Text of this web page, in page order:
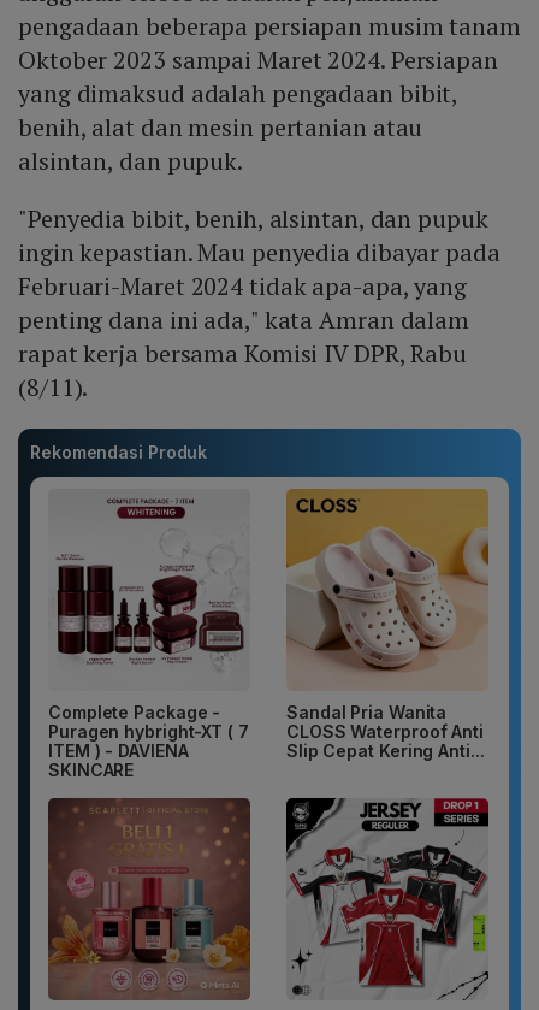
pengadaan beberapa persiapan musim tanam
Oktober 2023 sampai Maret 2024. Persiapan
yang dimaksud adalah pengadaan bibit,
benih, alat dan mesin pertanian atau
alsintan, dan pupuk.
"Penyedia bibit, benih, alsintan, dan pupuk
ingin kepastian. Mau penyedia dibayar pada
Februari-Maret 2024 tidak apa-apa, yang
penting dana ini ada," kata Amran dalam
rapat kerja bersama Komisi IV DPR, Rabu
(8/11).
Rekomendasi Produk
Complete Package -
Puragen hybright-XT ( 7
ITEM ) - DAVIENA
SKINCARE
Sandal Pria Wanita
CLOSS Waterproof Anti
Slip Cepat Kering Anti...